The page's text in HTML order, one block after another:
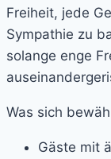
Freiheit, jede
Sympathie zu
solange enge
Was sich
Gäste mit